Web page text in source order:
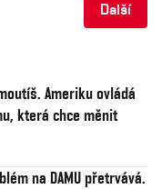
Další
Ameriku ovládá
která chce měnit
na DAMU přetrvává.